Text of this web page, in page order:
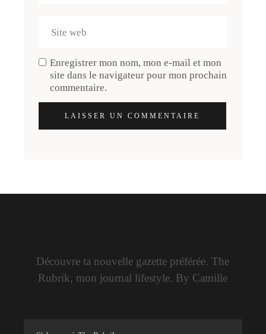
Enregistrer mon nom, mon e-mail et mon
site dans le navigateur pour mon prochain
commentaire.
LAISSER UN COMMENTAIRE
Découvre ta nouvelle gazette préférée. The
Rubrik, mon journal lifestyle. By Camille